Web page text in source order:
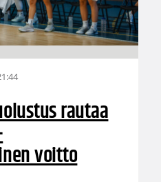
rautaa
voitto